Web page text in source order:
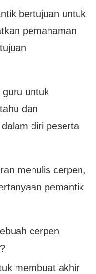
bertujuan untuk
pemahaman
guru untuk
dan
diri peserta
menulis cerpen,
pemantik
cerpen
membuat akhir